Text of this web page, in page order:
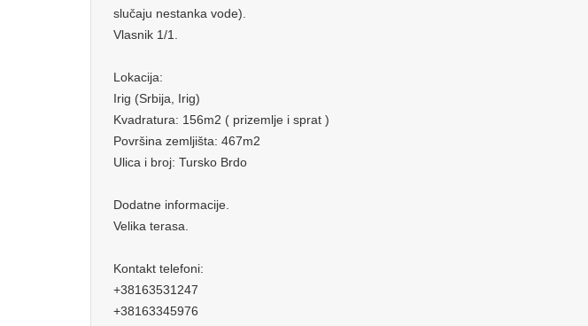
slučaju nestanka vode).
Vlasnik 1/1.
Lokacija:
Irig (Srbija, Irig)
Kvadratura: 156m2 ( prizemlje i sprat )
Površina zemljišta: 467m2
Ulica i broj: Tursko Brdo
Dodatne informacije.
Velika terasa.
Kontakt telefoni:
+38163531247
+38163345976